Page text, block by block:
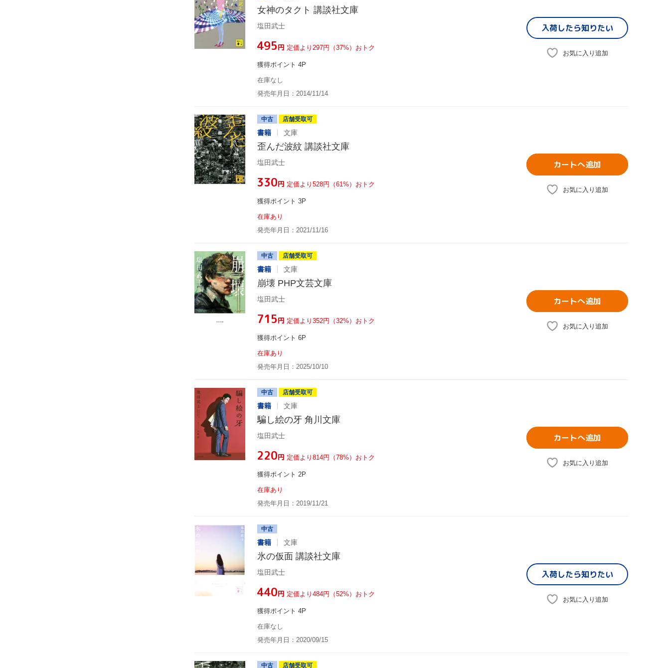
女神のタクト 講談社文庫
塩田武士
¥495円 定価より297円（37%）おトク
獲得ポイント 4P
在庫なし
発売年月日：2014/11/14
入荷したら知りたい
お気に入り追加
中古 店舗受取可
書籍 文庫
歪んだ波紋 講談社文庫
塩田武士
¥330円 定価より528円（61%）おトク
獲得ポイント 3P
在庫あり
発売年月日：2021/11/16
カートへ追加
お気に入り追加
中古 店舗受取可
書籍 文庫
崩壊 PHP文芸文庫
塩田武士
¥715円 定価より352円（32%）おトク
獲得ポイント 6P
在庫あり
発売年月日：2025/10/10
カートへ追加
お気に入り追加
中古 店舗受取可
書籍 文庫
騙し絵の牙 角川文庫
塩田武士
¥220円 定価より814円（78%）おトク
獲得ポイント 2P
在庫あり
発売年月日：2019/11/21
カートへ追加
お気に入り追加
中古
書籍 文庫
氷の仮面 講談社文庫
塩田武士
¥440円 定価より484円（52%）おトク
獲得ポイント 4P
在庫なし
発売年月日：2020/09/15
入荷したら知りたい
お気に入り追加
中古 店舗受取可